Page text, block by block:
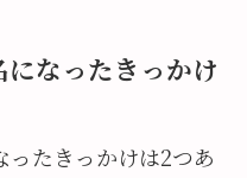
なったきっかけ
ったきっかけは2つあ